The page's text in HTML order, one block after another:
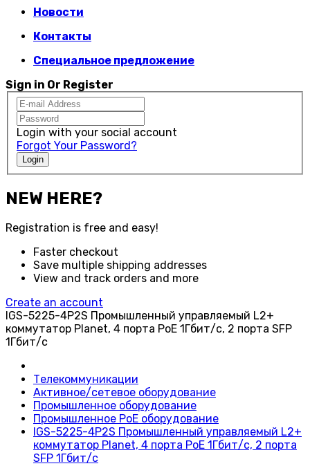
Новости
Контакты
Специальное предложение
Sign in Or Register
Login with your social account
Forgot Your Password?
Login
NEW HERE?
Registration is free and easy!
Faster checkout
Save multiple shipping addresses
View and track orders and more
Create an account
IGS-5225-4P2S Промышленный управляемый L2+
коммутатор Planet, 4 порта PoE 1Гбит/с, 2 порта SFP
1Гбит/с
Телекоммуникации
Активное/сетевое оборудование
Промышленное оборудование
Промышленное РoЕ оборудование
IGS-5225-4P2S Промышленный управляемый L2+
коммутатор Planet, 4 порта PoE 1Гбит/с, 2 порта
SFP 1Гбит/с